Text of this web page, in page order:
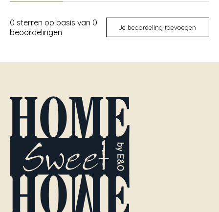
0 sterren op basis van 0
beoordelingen
Je beoordeling toevoegen